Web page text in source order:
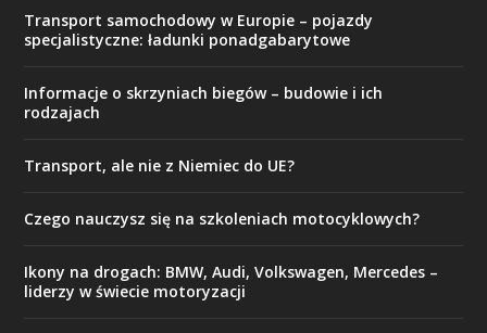
Transport samochodowy w Europie – pojazdy
specjalistyczne: ładunki ponadgabarytowe
Informacje o skrzyniach biegów – budowie i ich
rodzajach
Transport, ale nie z Niemiec do UE?
Czego nauczysz się na szkoleniach motocyklowych?
Ikony na drogach: BMW, Audi, Volkswagen, Mercedes –
liderzy w świecie motoryzacji